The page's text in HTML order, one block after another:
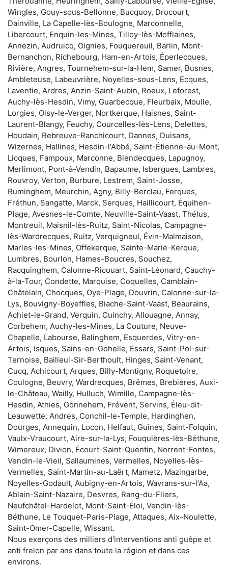
Wingles, Gouy-sous-Bellonne, Bucquoy, Drocourt,
Dainville, La Capelle-lès-Boulogne, Marconnelle,
Libercourt, Enquin-les-Mines, Tilloy-lès-Mofflaines,
Annezin, Audruicq, Oignies, Fouquereuil, Barlin, Mont-
Bernanchon, Richebourg, Ham-en-Artois, Éperlecques,
Rivière, Angres, Tournehem-sur-la-Hem, Samer, Busnes,
Ambleteuse, Labeuvrière, Noyelles-sous-Lens, Ecques,
Laventie, Ardres, Anzin-Saint-Aubin, Roeux, Leforest,
Auchy-lès-Hesdin, Vimy, Guarbecque, Fleurbaix, Moulle,
Lorgies, Oisy-le-Verger, Nortkerque, Haisnes, Saint-
Laurent-Blangy, Feuchy, Courcelles-lès-Lens, Delettes,
Houdain, Rebreuve-Ranchicourt, Dannes, Duisans,
Wizernes, Hallines, Hesdin-l'Abbé, Saint-Étienne-au-Mont,
Licques, Fampoux, Marconne, Blendecques, Lapugnoy,
Merlimont, Pont-à-Vendin, Bapaume, Isbergues, Lambres,
Rouvroy, Verton, Burbure, Lestrem, Saint-Josse,
Ruminghem, Meurchin, Agny, Billy-Berclau, Ferques,
Fréthun, Sangatte, Marck, Serques, Haillicourt, Équihen-
Plage, Avesnes-le-Comte, Neuville-Saint-Vaast, Thélus,
Montreuil, Maisnil-lès-Ruitz, Saint-Nicolas, Campagne-
lès-Wardrecques, Ruitz, Verquigneul, Évin-Malmaison,
Marles-les-Mines, Offekerque, Sainte-Marie-Kerque,
Lumbres, Bourlon, Hames-Boucres, Souchez,
Racquinghem, Calonne-Ricouart, Saint-Léonard, Cauchy-
à-la-Tour, Condette, Marquise, Coquelles, Camblain-
Châtelain, Chocques, Oye-Plage, Douvrin, Calonne-sur-la-
Lys, Bouvigny-Boyeffles, Biache-Saint-Vaast, Beaurains,
Achiet-le-Grand, Verquin, Cuinchy, Allouagne, Annay,
Corbehem, Auchy-les-Mines, La Couture, Neuve-
Chapelle, Labourse, Balinghem, Esquerdes, Vitry-en-
Artois, Isques, Sains-en-Gohelle, Essars, Saint-Pol-sur-
Ternoise, Bailleul-Sir-Berthoult, Hinges, Saint-Venant,
Cucq, Achicourt, Arques, Billy-Montigny, Roquetoire,
Coulogne, Beuvry, Wardrecques, Brêmes, Brebières, Auxi-
le-Château, Wailly, Hulluch, Wimille, Campagne-lès-
Hesdin, Athies, Gonnehem, Frévent, Servins, Éleu-dit-
Leauwette, Andres, Conchil-le-Temple, Hardinghen,
Dourges, Annequin, Locon, Helfaut, Guînes, Saint-Folquin,
Vaulx-Vraucourt, Aire-sur-la-Lys, Fouquières-lès-Béthune,
Wimereux, Divion, Écourt-Saint-Quentin, Norrent-Fontes,
Vendin-le-Vieil, Sallaumines, Vermelles, Noyelles-lès-
Vermelles, Saint-Martin-au-Laërt, Mametz, Mazingarbe,
Noyelles-Godault, Aubigny-en-Artois, Wavrans-sur-l'Aa,
Ablain-Saint-Nazaire, Desvres, Rang-du-Fliers,
Neufchâtel-Hardelot, Mont-Saint-Éloi, Vendin-lès-
Béthune, Le Touquet-Paris-Plage, Attaques, Aix-Noulette,
Saint-Omer-Capelle, Wissant.
Nous exerçons des milliers d'interventions anti guêpe et
anti frelon par ans dans toute la région et dans ces
environs.